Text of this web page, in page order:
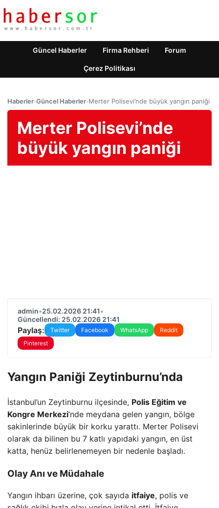
Güncel Haberler Firma Rehberi Forum
Çerez Politikası
Haberler›Güncel Haberler›Merter Polisevi’nde büyük yangın paniği
Merter Polisevi’nde
büyük yangın paniği
admin•25.02.2026 21:41•
Güncellendi: 25.02.2026 21:41
Paylaş: Twitter Facebook WhatsApp
Reddit
Pinterest
Yangın Paniği Zeytinburnu’nda
İstanbul’un Zeytinburnu ilçesinde, Polis Eğitim ve
Kongre Merkezi‘nde meydana gelen yangın, bölge
sakinlerinde büyük bir korku yarattı. Merter Polisevi
olarak da bilinen bu 7 katlı yapıdaki yangın, en üst
katta, henüz belirlenemeyen bir nedenle başladı.
Olay Anı ve Müdahale
Yangın ihbarı üzerine, çok sayıda itfaiye, polis ve